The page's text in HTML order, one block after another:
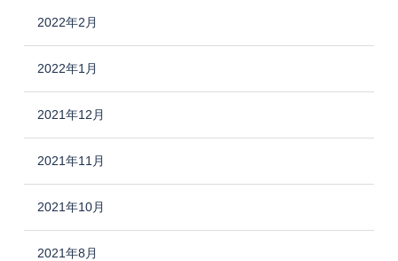
2022年2月
2022年1月
2021年12月
2021年11月
2021年10月
2021年8月